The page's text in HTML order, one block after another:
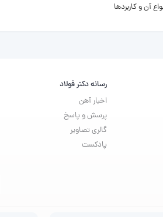
آن و کاربردها
رسانه دکتر فولاد
اخبار آهن
پرسش و پاسخ
گالری تصاویر
پادکست